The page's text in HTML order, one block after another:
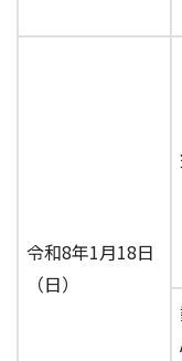
令和8年1月18日
（日）